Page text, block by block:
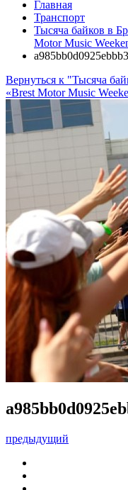
Главная
Транспорт
Тысяча байков в
Motor Music
Вернуться к "Тысяча
«Brest Motor Music
предыдущий